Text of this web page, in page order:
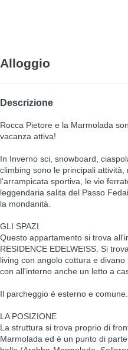
Alloggio
Descrizione
Rocca Pietore e la Marmolada
vacanza attiva!
In Inverno sci, snowboard,
climbing sono le principali attività,
l'arrampicata sportiva, le vie
leggendaria salita del Passo
la mondanità.
GLI SPAZI
Questo appartamento si trova
RESIDENCE EDELWEISS. Si
living con angolo cottura e
con all'interno anche un letto a
Il parcheggio è esterno e comune.
LA POSIZIONE
La struttura si trova proprio di
Marmolada ed è un punto di